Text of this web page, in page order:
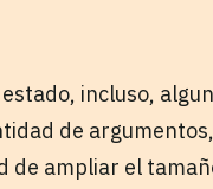
incluso,
de
de ampliar el